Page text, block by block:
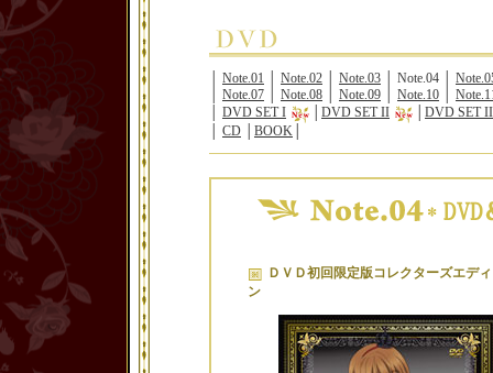
Note.01 Note.02 Note.03 │ Note.04 │
Note.07 Note.08 Note.09 Note.10
DVD SET I DVD SET II
DVD SET
CD BOOK
ＤＶＤ初回限定版コレクターズエデ
ン